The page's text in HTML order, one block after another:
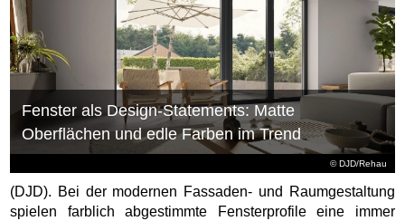
© DJD/Rehau
Fenster als Design-Statements: Matte
Oberflächen und edle Farben im Trend
(DJD). Bei der modernen Fassaden- und Raumgestaltung
spielen farblich abgestimmte Fensterprofile eine immer